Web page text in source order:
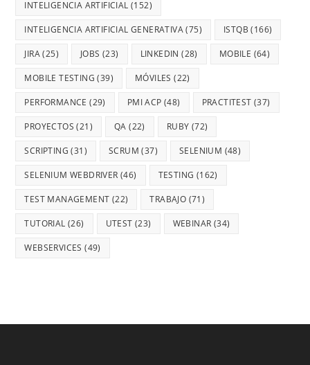
INTELIGENCIA ARTIFICIAL (152)
INTELIGENCIA ARTIFICIAL GENERATIVA(75) ISTQB (166)
JIRA(25) JOBS (23) LINKEDIN (28) MOBILE (64)
MOBILE TESTING (39) MÓVILES (22)
PERFORMANCE (29) PMI ACP (48) PRACTITEST (37)
PROYECTOS (21) QA (22) RUBY (72)
SCRIPTING (31) SCRUM (37) SELENIUM (48)
SELENIUM WEBDRIVER (46) TESTING (162)
TEST MANAGEMENT (22) TRABAJO (71)
TUTORIAL (26) UTEST (23) WEBINAR (34)
WEBSERVICES (49)